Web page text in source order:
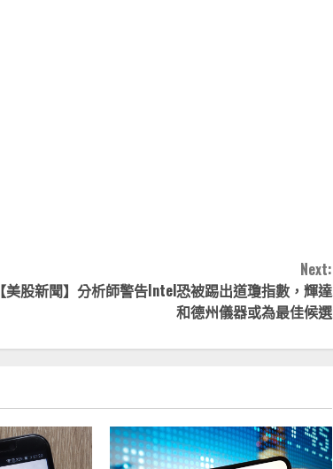
Next:
【美股新聞】分析師警告Intel恐被踢出道瓊指數，輝達
和德州儀器或為最佳候選